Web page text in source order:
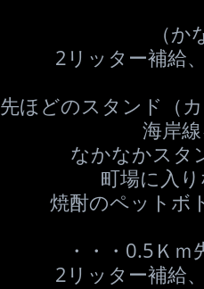
（
2リッター補給
先ほどのスタンド（
海岸
なかなかスタ
町場に入
焼酎のペットボ
・・・0.5Ｋ
2リッター補給